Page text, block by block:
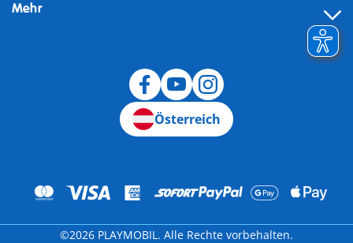
Mehr
Österreich
©2026 PLAYMOBIL. Alle Rechte vorbehalten.